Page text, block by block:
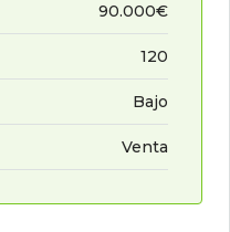
90.000€
120
Bajo
Venta